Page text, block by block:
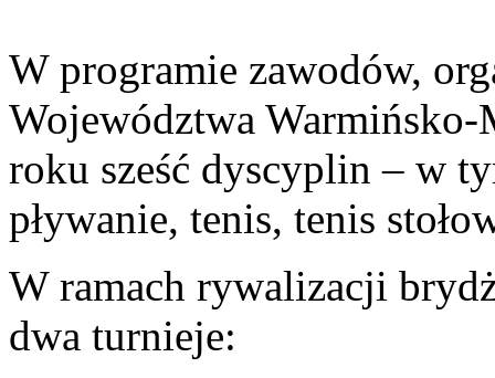
W programie zawodów,
Województwa Warmińsko-
roku sześć dyscyplin – w
pływanie, tenis, tenis
W ramach rywalizacji
dwa turnieje: